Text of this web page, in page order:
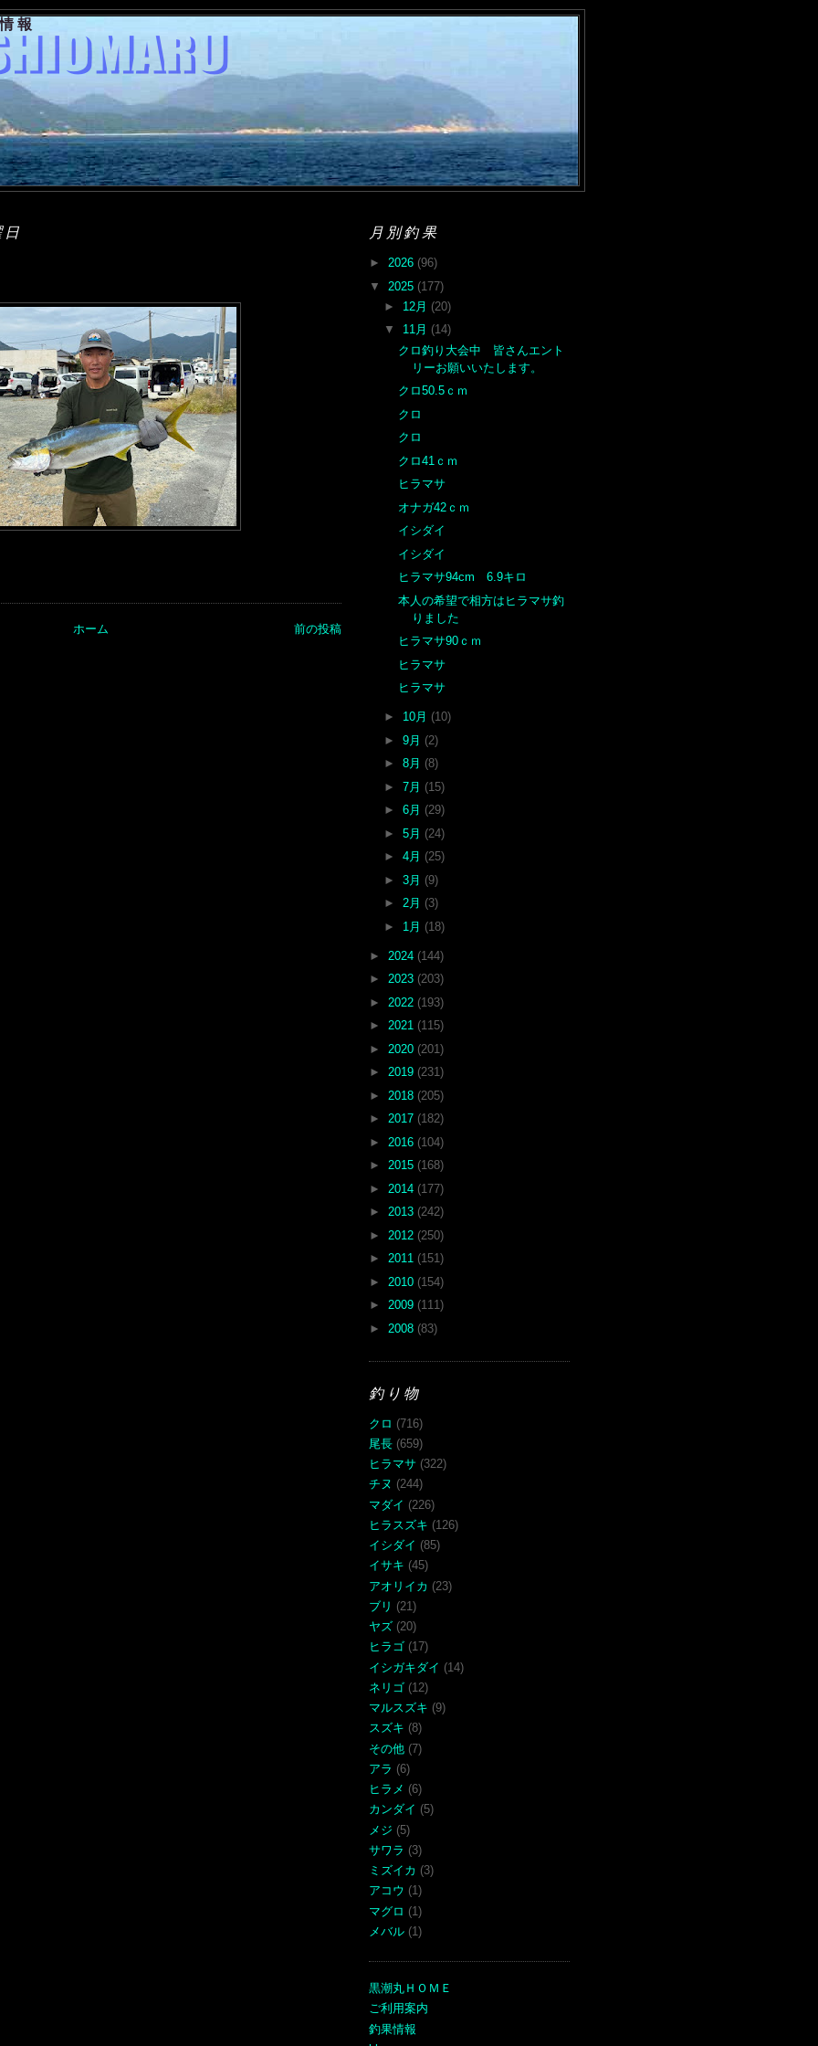
報
前の投稿
ホーム
月別釣果
► 2026 (96)
▼ 2025 (177)
► 12月 (20)
▼ 11月 (14)
クロ釣り大会中 皆さんエント
リーお願いいたします。
クロ50.5ｃｍ
クロ
クロ
クロ41ｃｍ
ヒラマサ
オナガ42ｃｍ
イシダイ
イシダイ
ヒラマサ94cm 6.9キロ
本人の希望で相方はヒラマサ釣
りました
ヒラマサ90ｃｍ
ヒラマサ
ヒラマサ
► 10月 (10)
► 9月 (2)
► 8月 (8)
► 7月 (15)
► 6月 (29)
► 5月 (24)
► 4月 (25)
► 3月 (9)
► 2月 (3)
► 1月 (18)
► 2024 (144)
► 2023 (203)
► 2022 (193)
► 2021 (115)
► 2020 (201)
► 2019 (231)
► 2018 (205)
► 2017 (182)
► 2016 (104)
► 2015 (168)
► 2014 (177)
► 2013 (242)
► 2012 (250)
► 2011 (151)
► 2010 (154)
► 2009 (111)
► 2008 (83)
釣り物
クロ (716)
尾長 (659)
ヒラマサ (322)
チヌ (244)
マダイ (226)
ヒラスズキ (126)
イシダイ (85)
イサキ (45)
アオリイカ (23)
ブリ (21)
ヤズ (20)
ヒラゴ (17)
イシガキダイ (14)
ネリゴ (12)
マルスズキ (9)
スズキ (8)
その他 (7)
アラ (6)
ヒラメ (6)
カンダイ (5)
メジ (5)
サワラ (3)
ミズイカ (3)
アコウ (1)
マグロ (1)
メバル (1)
黒潮丸ＨＯＭＥ
ご利用案内
釣果情報